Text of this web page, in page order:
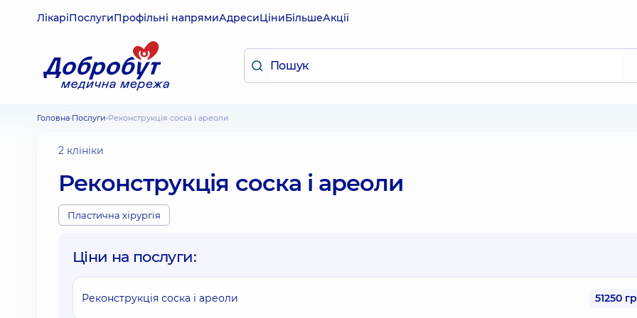
ЛікаріПослугиПрофільні напрямиАдресиЦіниБільшеАкції
Головна Послуги Реконструкція соска і ареоли
2 клініки
Реконструкція соска і ареоли
Пластична хірургія
Ціни на послуги:
Реконструкція соска і ареоли 51250